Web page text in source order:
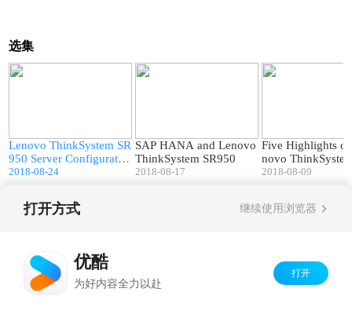
选集
Lenovo ThinkSystem SR
950 Server Configuratio
ns
2018-08-24
SAP HANA and Lenovo
ThinkSystem SR950
2018-08-17
Five Highlights of
novo
0
2018-08-09
打开方式 继续使用浏览器
优酷
为好内容全力以赴
打开